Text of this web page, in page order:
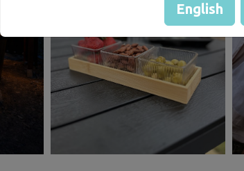
English